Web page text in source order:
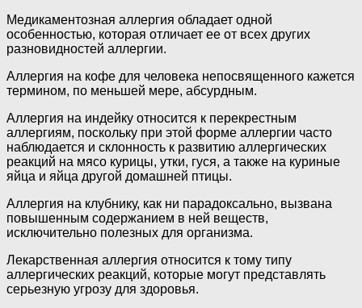
Медикаментозная аллергия обладает одной
особенностью, которая отличает ее от всех других
разновидностей аллергии.
Аллергия на кофе для человека непосвященного кажется
термином, по меньшей мере, абсурдным.
Аллергия на индейку относится к перекрестным
аллергиям, поскольку при этой форме аллергии часто
наблюдается и склонность к развитию аллергических
реакций на мясо курицы, утки, гуся, а также на куриные
яйца и яйца другой домашней птицы.
Аллергия на клубнику, как ни парадоксально, вызвана
повышенным содержанием в ней веществ,
исключительно полезных для организма.
Лекарственная аллергия относится к тому типу
аллергических реакций, которые могут представлять
серьезную угрозу для здоровья.